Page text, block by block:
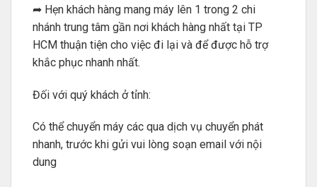
➦ Hẹn khách hàng mang máy lên 1 trong 2 chi
nhánh trung tâm gần nơi khách hàng nhất tại TP
HCM thuận tiện cho việc đi lại và để được hỗ trợ
khắc phục nhanh nhất.
Đối với quý khách ở tỉnh:
Có thể chuyển máy các qua dịch vụ chuyển phát
nhanh, trước khi gửi vui lòng soạn email với nội
dung